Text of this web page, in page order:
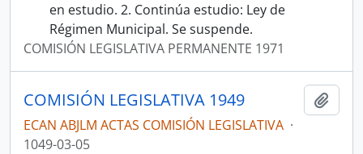
en estudio. 2. Continúa estudio: Ley de
Régimen Municipal. Se suspende.
COMISIÓN LEGISLATIVA PERMANENTE 1971
COMISIÓN LEGISLATIVA 1949
ECAN ABJLM ACTAS COMISIÓN LEGISLATIVA ·
1049-03-05